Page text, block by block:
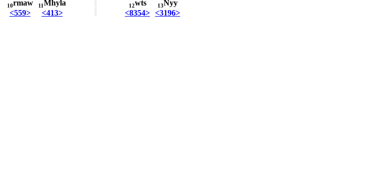
10rmaw
<559>
11Mhyla
<413>
12wts
<8354>
13Nyy
<3196>